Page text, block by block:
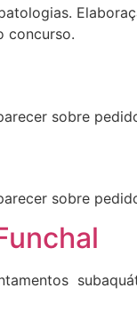
concurso.
sobre
sobre